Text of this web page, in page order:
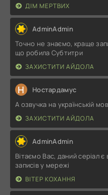
ДІМ МЕРТВИХ
AdminAdmin
Точно не знаємо, краще
що робила Субтитри
ЗАХИСТИТИ АЙДОЛА
Н Ностардамус
А озвучка на українській
ЗАХИСТИТИ АЙДОЛА
AdminAdmin
Вітаємо Вас, даний серіал є
записів у мережі
ВІТЕР КОХАННЯ